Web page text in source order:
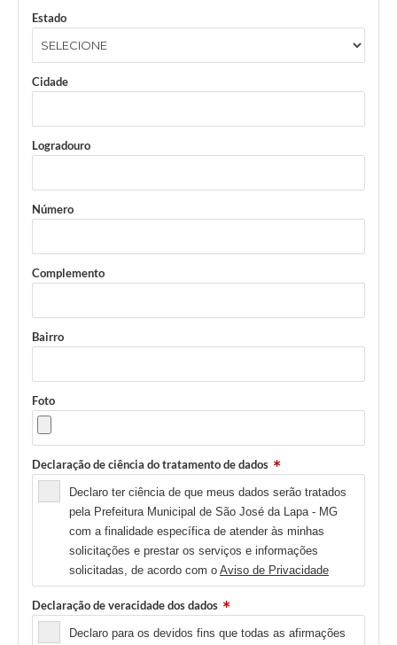
Estado
Cidade
Logradouro
Número
Complemento
Bairro
Foto
Declaração de ciência do tratamento de dados
Declaro ter ciência de que meus dados serão tratados
pela Prefeitura Municipal de São José da Lapa - MG
com a finalidade específica de atender às minhas
solicitações e prestar os serviços e informações
solicitadas, de acordo com o Aviso de Privacidade
Declaração de veracidade dos dados
Declaro para os devidos fins que todas as afirmações